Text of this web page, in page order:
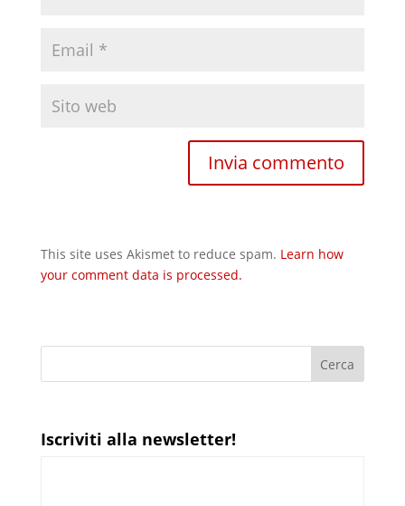
This site uses Akismet to reduce spam. Learn how
your comment data is processed.
Iscriviti alla newsletter!